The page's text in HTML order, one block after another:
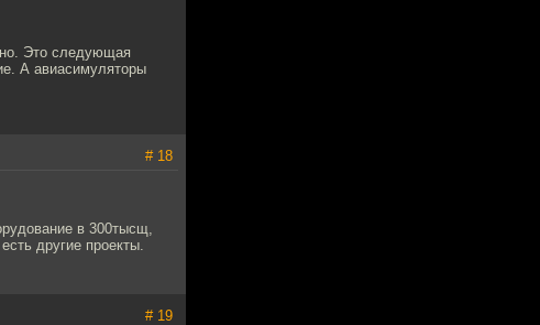
Это следующая
А авиасимуляторы
# 18
в 300тысщ,
другие проекты.
# 19